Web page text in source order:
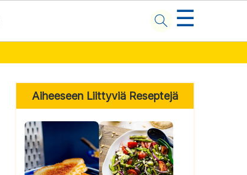
☰
Primary
Sidebar
Aiheeseen Liittyviä Reseptejä